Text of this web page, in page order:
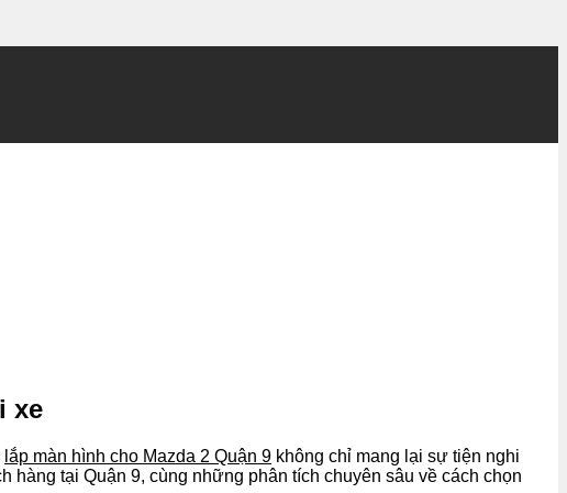
xe
lắp màn hình cho Mazda 2 Quận 9 không chỉ mang lại sự tiện nghi
hàng tại Quận 9, cùng những phân tích chuyên sâu về cách chọn